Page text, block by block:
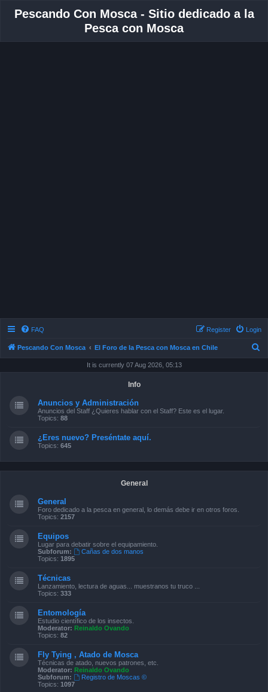
Pescando Con Mosca - Sitio dedicado a la
Pesca con Mosca
FAQ Login
Register
Pescando Con Mosca El Foro de la Pesca con Mosca en Chile
It is currently 07 Aug 2026, 05:13
Info
Anuncios y Administración
Anuncios del Staff ¿Quieres hablar con el Staff? Este es el lugar.
Topics: 88
¿Eres nuevo? Preséntate aquí.
Topics: 645
General
General
Foro dedicado a la pesca en general, lo demás debe ir en otros foros.
Topics: 2157
Equipos
Lugar para debatir sobre el equipamiento.
Subforum:
Cañas de dos manos
Topics: 1895
Técnicas
Lanzamiento, lectura de aguas... muestranos tu truco ...
Topics: 333
Entomología
Estudio científico de los insectos.
Moderator: Reinaldo Ovando
Topics: 82
Fly Tying , Atado de Mosca
Técnicas de atado, nuevos patrones, etc.
Moderator: Reinaldo Ovando
Subforum:
Registro de Moscas ©
Topics: 1097